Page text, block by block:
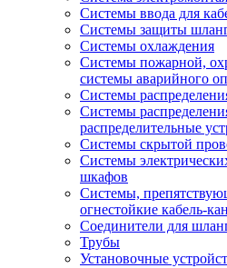
Системы ввода для
Системы защиты
Системы охлаждения
Системы пожарной,
системы аварийного
Системы
Системы
распределительные
Системы скрытой
Системы
шкафов
Системы,
огнестойкие кабель-
Соединители для
Трубы
Установочные